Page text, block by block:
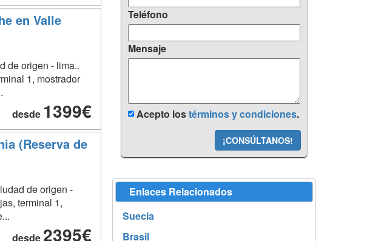
en Valle
de origen - lima..
1, mostrador
desde 1399€
(Reserva de
de origen -
terminal 1,
desde 2395€
Teléfono
Mensaje
Acepto lostérminos y condiciones.
¡CONSÚLTANOS!
Enlaces Relacionados
Suecia
Brasil